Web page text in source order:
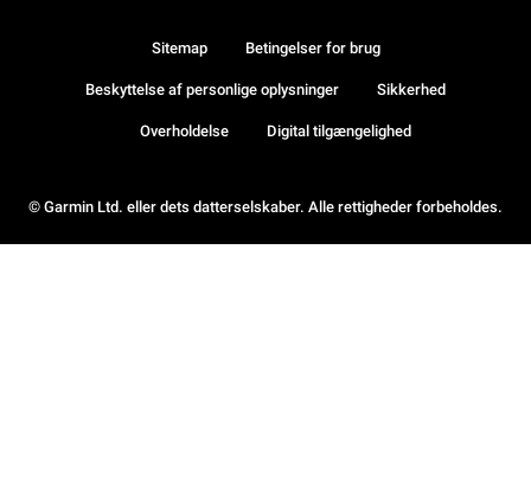
© Garmin Ltd. eller dets datterselskaber. Alle rettigheder forbeholdes.
Sitemap Betingelser for brug
Beskyttelse af personlige oplysninger Sikkerhed
Overholdelse Digital tilgængelighed